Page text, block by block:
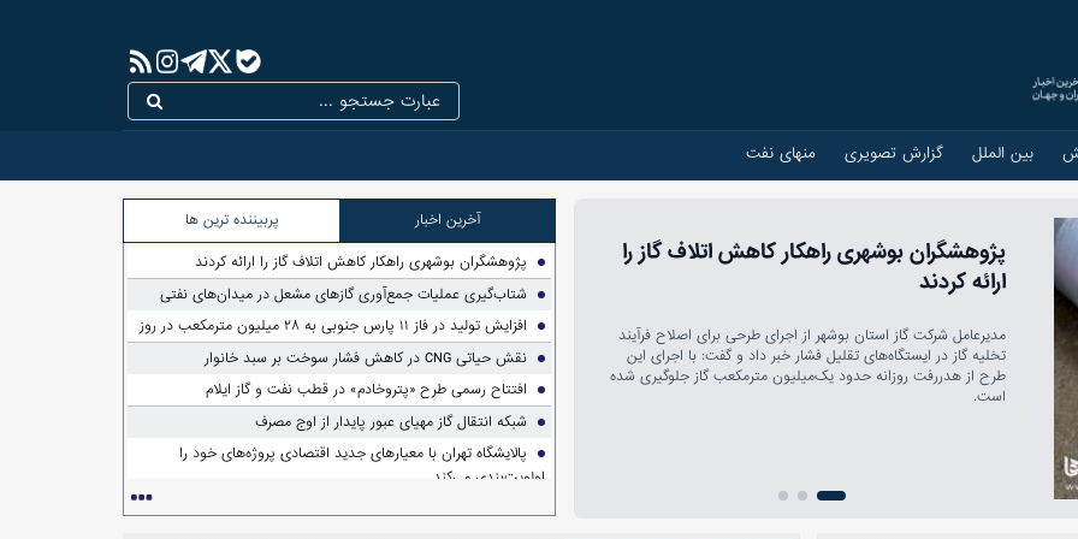
بین الملل گزارش تصویری منهای نفت
شتاب‌گیری عملیات جمع‌آوری گازهای مشعل در
ظرفیت جمع‌آوری گازهای همراه نفت با اجرای طرح‌های جدید افزایش
یافت و هدف‌گذاری برای کاهش فلرسوزی تا ۳۵ میلیون مترمکعب در
روز دنبال می‌شود.
آخرین اخبار
پربیننده ترین ها
پژوهشگران بوشهری راهکار کاهش اتلاف گاز را ارائه کردند
شتاب‌گیری عملیات جمع‌آوری گازهای مشعل در میدان‌های نفتی
افزایش تولید در فاز ۱۱ پارس جنوبی به ۲۸ میلیون مترمکعب در روز
نقش حیاتی CNG در کاهش فشار سوخت بر سبد خانوار
افتتاح رسمی طرح «پتروخادم» در قطب نفت و گاز ایلام
شبکه انتقال گاز مهیای عبور پایدار از اوج مصرف
پالایشگاه تهران با معیارهای جدید اقتصادی پروژه‌های خود را
اولویت‌بندی می‌کند
تعمیرات اساسی پالایشگاه دوازدهم پارس جنوبی با توان داخلی آغاز